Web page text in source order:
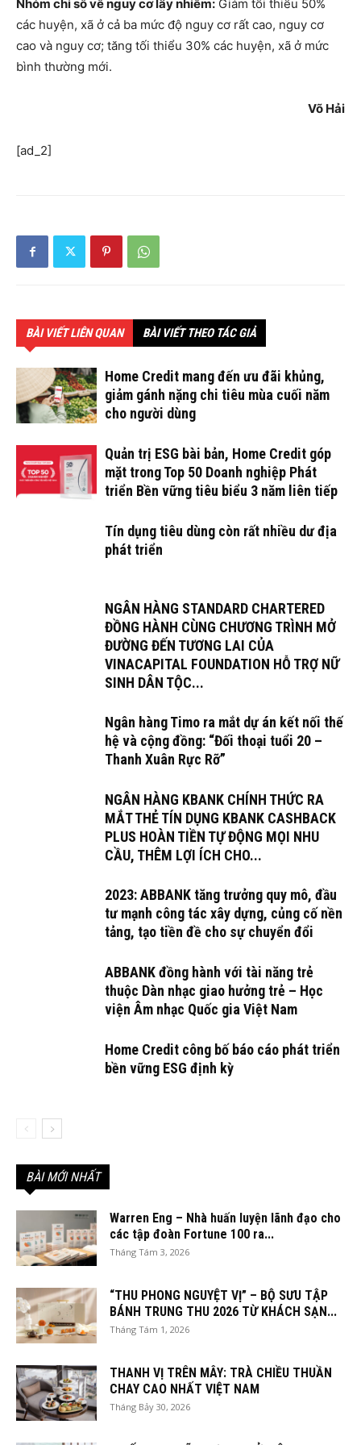
Nhóm chỉ số về nguy cơ lây nhiễm: Giảm tối thiểu 50%
các huyện, xã ở cả ba mức độ nguy cơ rất cao, nguy cơ
cao và nguy cơ; tăng tối thiểu 30% các huyện, xã ở mức
bình thường mới.
Võ Hải
[ad_2]
BÀI VIẾT LIÊN QUAN BÀI VIẾT THEO TÁC GIẢ
Home Credit mang đến ưu đãi khủng,
giảm gánh nặng chi tiêu mùa cuối năm
cho người dùng
Quản trị ESG bài bản, Home Credit góp
mặt trong Top 50 Doanh nghiệp Phát
triển Bền vững tiêu biểu 3 năm liên tiếp
Tín dụng tiêu dùng còn rất nhiều dư địa
phát triển
NGÂN HÀNG STANDARD CHARTERED
ĐỒNG HÀNH CÙNG CHƯƠNG TRÌNH MỞ
ĐƯỜNG ĐẾN TƯƠNG LAI CỦA
VINACAPITAL FOUNDATION HỖ TRỢ NỮ
SINH DÂN TỘC...
Ngân hàng Timo ra mắt dự án kết nối thế
hệ và cộng đồng: “Đối thoại tuổi 20 –
Thanh Xuân Rực Rỡ”
NGÂN HÀNG KBANK CHÍNH THỨC RA
MẮT THẺ TÍN DỤNG KBANK CASHBACK
PLUS HOÀN TIỀN TỰ ĐỘNG MỌI NHU
CẦU, THÊM LỢI ÍCH CHO...
2023: ABBANK tăng trưởng quy mô, đầu
tư mạnh công tác xây dựng, củng cố nền
tảng, tạo tiền đề cho sự chuyển đổi
ABBANK đồng hành với tài năng trẻ
thuộc Dàn nhạc giao hưởng trẻ – Học
viện Âm nhạc Quốc gia Việt Nam
Home Credit công bố báo cáo phát triển
bền vững ESG định kỳ
BÀI MỚI NHẤT
Warren Eng – Nhà huấn luyện lãnh đạo cho
các tập đoàn Fortune 100 ra...
Tháng Tám 3, 2026
“THU PHONG NGUYỆT VỊ” – BỘ SƯU TẬP
BÁNH TRUNG THU 2026 TỪ KHÁCH SẠN...
Tháng Tám 1, 2026
THANH VỊ TRÊN MÂY: TRÀ CHIỀU THUẦN
CHAY CAO NHẤT VIỆT NAM
Tháng Bảy 30, 2026